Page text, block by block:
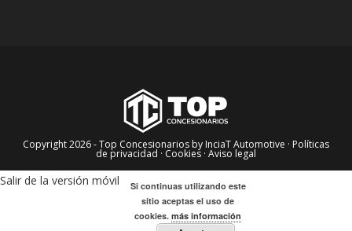
Copyright 2026 - Top Concesionarios by InciaT Automotive · Políticas
de privacidad · Cookies · Aviso legal
Salir de la versión móvil
Si continuas utilizando este
sitio aceptas el uso de
cookies. más información